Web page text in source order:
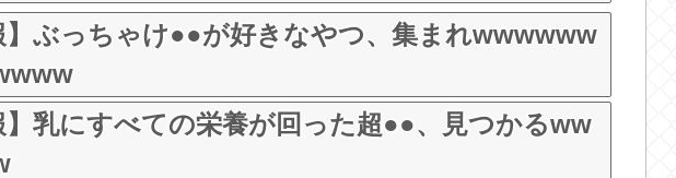
】ぶっちゃけ●●が好きなやつ、集まれwwwwww
】乳にすべての栄養が回った超●●、見つかるww